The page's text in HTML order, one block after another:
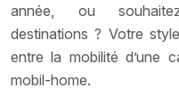
année, ou
destinations ? Votre
entre la mobilité d’une
mobil-home.